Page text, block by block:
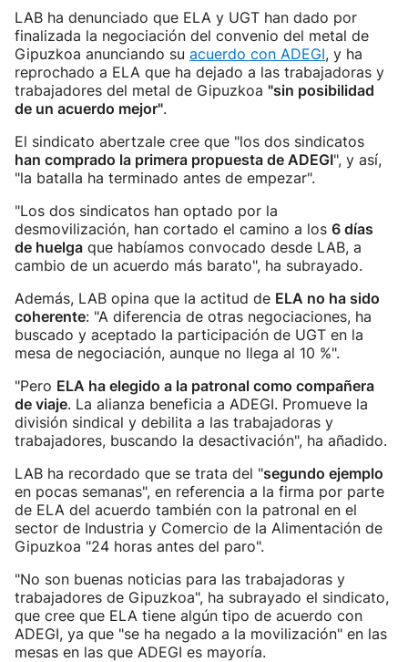
LAB ha denunciado que ELA y UGT han dado por
finalizada la negociación del convenio del metal de
Gipuzkoa anunciando su acuerdo con ADEGI, y ha
reprochado a ELA que ha dejado a las trabajadoras y
trabajadores del metal de Gipuzkoa "sin posibilidad
de un acuerdo mejor".
El sindicato abertzale cree que "los dos sindicatos
han comprado la primera propuesta de ADEGI", y así,
"la batalla ha terminado antes de empezar".
"Los dos sindicatos han optado por la
desmovilización, han cortado el camino a los 6 días
de huelga que habíamos convocado desde LAB, a
cambio de un acuerdo más barato", ha subrayado.
Además, LAB opina que la actitud de ELA no ha sido
coherente: "A diferencia de otras negociaciones, ha
buscado y aceptado la participación de UGT en la
mesa de negociación, aunque no llega al 10 %".
"Pero ELA ha elegido a la patronal como compañera
de viaje. La alianza beneficia a ADEGI. Promueve la
división sindical y debilita a las trabajadoras y
trabajadores, buscando la desactivación", ha añadido.
LAB ha recordado que se trata del "segundo ejemplo
en pocas semanas", en referencia a la firma por parte
de ELA del acuerdo también con la patronal en el
sector de Industria y Comercio de la Alimentación de
Gipuzkoa "24 horas antes del paro".
"No son buenas noticias para las trabajadoras y
trabajadores de Gipuzkoa", ha subrayado el sindicato,
que cree que ELA tiene algún tipo de acuerdo con
ADEGI, ya que "se ha negado a la movilización" en las
mesas en las que ADEGI es mayoría.